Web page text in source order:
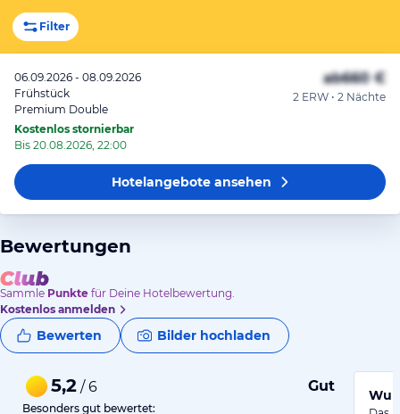
Filter
06.09.2026 - 08.09.2026
Frühstück
Premium Double
Kostenlos stornierbar
Bis 20.08.2026, 22:00
ab660 €
2 ERW • 2 Nächte
Hotelangeboteansehen
Bewertungen
Sammle Punkte für Deine Hotelbewertung.
Kostenlos anmelden
Bewerten Bilder hochladen
5,2 / 6 Gut
Besonders gut bewertet: